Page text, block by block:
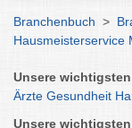
Branchenbuch >
Hausmeisterservice
Unsere
Ärzte Gesundheit
Unsere